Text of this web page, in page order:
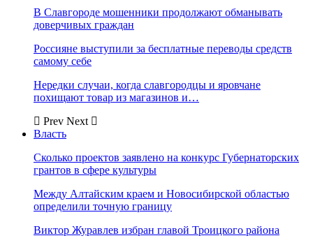
В Славгороде мошенники продолжают обманывать
доверчивых граждан
Россияне выступили за бесплатные переводы средств
самому себе
Нередки случаи, когда славгородцы и яровчане
похищают товар из магазинов и…
Prev Next
Власть
Сколько проектов заявлено на конкурс Губернаторских
грантов в сфере культуры
Между Алтайским краем и Новосибирской областью
определили точную границу
Виктор Журавлев избран главой Троицкого района